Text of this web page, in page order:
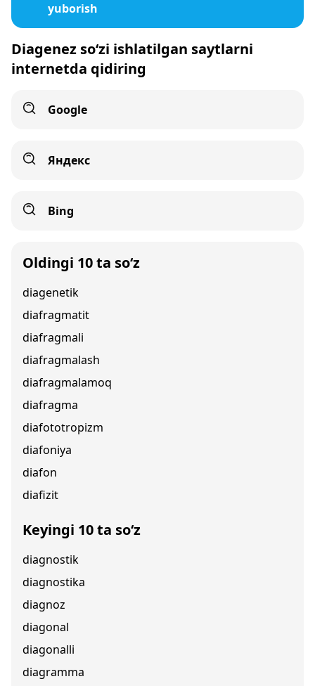
yuborish
Diagenez so‘zi ishlatilgan saytlarni
internetda qidiring
Google
Яндекс
Bing
Oldingi 10 ta so‘z
diagenetik
diafragmatit
diafragmali
diafragmalash
diafragmalamoq
diafragma
diafototropizm
diafoniya
diafon
diafizit
Keyingi 10 ta so‘z
diagnostik
diagnostika
diagnoz
diagonal
diagonalli
diagramma